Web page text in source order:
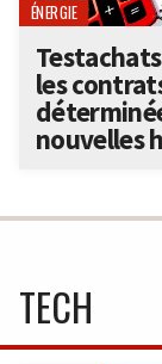
ÉNERGIE
les
nouvelles
TECH